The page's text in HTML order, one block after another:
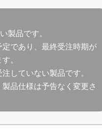
製品です。
であり、最終受注時期が
。
していない製品です。
品仕様は予告なく変更さ